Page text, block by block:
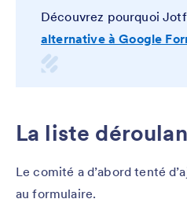
Découvrez pourquoi
alternative à Google
La liste
Le comité a d’abord tenté
au formulaire.